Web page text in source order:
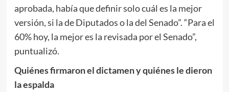
aprobada, había que definir solo cuál es la mejor
versión, si la de Diputados o la del Senado”. “Para el
60% hoy, la mejor es la revisada por el Senado”,
puntualizó.
Quiénes firmaron el dictamen y quiénes le dieron
la espalda